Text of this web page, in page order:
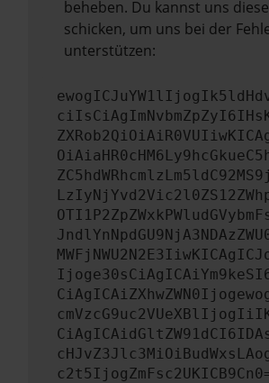
beheben. Du kannst uns
schicken, um uns bei der
unterstützen: